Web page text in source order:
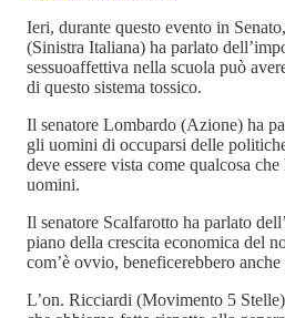
Ieri, durante questo evento in
(Sinistra Italiana) ha parlato
sessuoaffettiva nella scuola può
di questo sistema tossico.
Il senatore Lombardo (Azione) ha
gli uomini di occuparsi delle
deve essere vista come qualcosa
uomini.
Il senatore Scalfarotto ha parlato
piano della crescita economica del
com’è ovvio, beneficerebbero
L’on. Ricciardi (Movimento 5